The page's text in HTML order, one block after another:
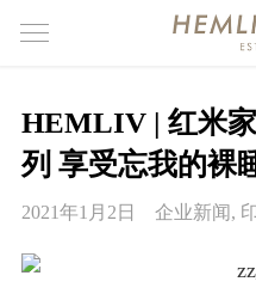
HEMLIV | 红米
列 享受忘我的裸
2021年1月2日 企业新闻 ,